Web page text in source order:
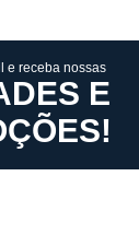
e receba nossas
E